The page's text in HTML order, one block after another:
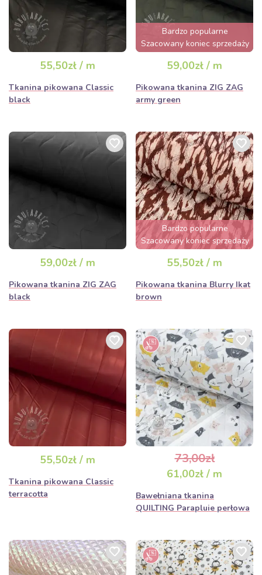
55,50zł / m
Tkanina pikowana Classic
black
Bardzo popularne
Szacowany koniec sprzedaży
za 2 dni
59,00zł / m
Pikowana tkanina ZIG ZAG
army green
59,00zł / m
Pikowana tkanina ZIG ZAG
black
Bardzo popularne
Szacowany koniec sprzedaży
za 2 dni
55,50zł / m
Pikowana tkanina Blurry Ikat
brown
55,50zł / m
Tkanina pikowana Classic
terracotta
73,00zł
61,00zł / m
Bawełniana tkanina
QUILTING Parapluie perłowa